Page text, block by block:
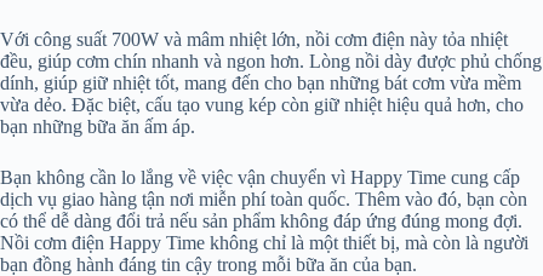
Với công suất 700W và mâm nhiệt lớn, nồi cơm điện này tỏa nhiệt
đều, giúp cơm chín nhanh và ngon hơn. Lòng nồi dày được phủ chống
dính, giúp giữ nhiệt tốt, mang đến cho bạn những bát cơm vừa mềm
vừa dẻo. Đặc biệt, cấu tạo vung kép còn giữ nhiệt hiệu quả hơn, cho
bạn những bữa ăn ấm áp.
Bạn không cần lo lắng về việc vận chuyển vì Happy Time cung cấp
dịch vụ giao hàng tận nơi miễn phí toàn quốc. Thêm vào đó, bạn còn
có thể dễ dàng đổi trả nếu sản phẩm không đáp ứng đúng mong đợi.
Nồi cơm điện Happy Time không chỉ là một thiết bị, mà còn là người
bạn đồng hành đáng tin cậy trong mỗi bữa ăn của bạn.